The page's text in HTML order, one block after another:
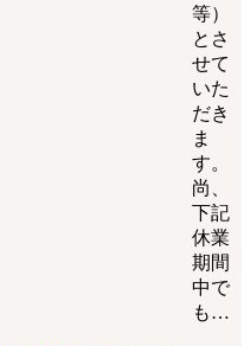
等）
とさ
せて
いた
だき
ま
す。
尚、
下記
休業
期間
中で
も…